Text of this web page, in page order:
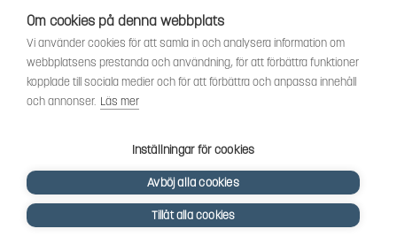
Om cookies på denna webbplats
Vi använder cookies för att samla in och analysera information om
webbplatsens prestanda och användning, för att förbättra funktioner
kopplade till sociala medier och för att förbättra och anpassa innehåll
och annonser. Läs mer
Inställningar för cookies
Avböj alla cookies
Tillåt alla cookies
Vi har sedan 1970-talet levererat skog-och trädgårdsprodukter till Uppsala med omnejd. Vi
har idag även ett brett utbud av dessa produkter samt BRP:s produktsortiment, gällande
Can-Am, Sea-Doo.
Vi är certifierad serviceverkstad.
SOCIALT